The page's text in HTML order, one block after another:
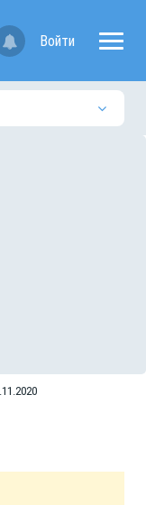
Войти